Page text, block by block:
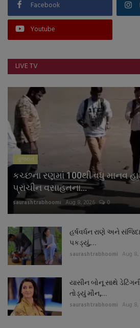
Facebook
Youtube
LIVE TV
ગુજરાત
કચ્છના રણમાં 100થી વધુ માનવ
પ્રાચીન વસાહતના...
saurashtrabhoomi Aug 8, 2026 0
હર્ષવર્ધન રાણે અને
પકડ્યું,...
saurashtrabhoomi Aug 8,
યાસીન બોનૂ સાથે
તોડ્યું મૌન,...
saurashtrabhoomi Aug 8,